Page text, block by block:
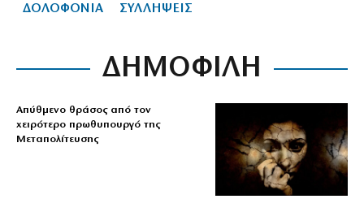
ΔΟΛΟΦΟΝΙΑ
ΣΥΛΛΗΨΕΙΣ
ΔΗΜΟΦΙΛΗ
Απύθμενο θράσος από τον
χειρότερο πρωθυπουργό της
Μεταπολίτευσης